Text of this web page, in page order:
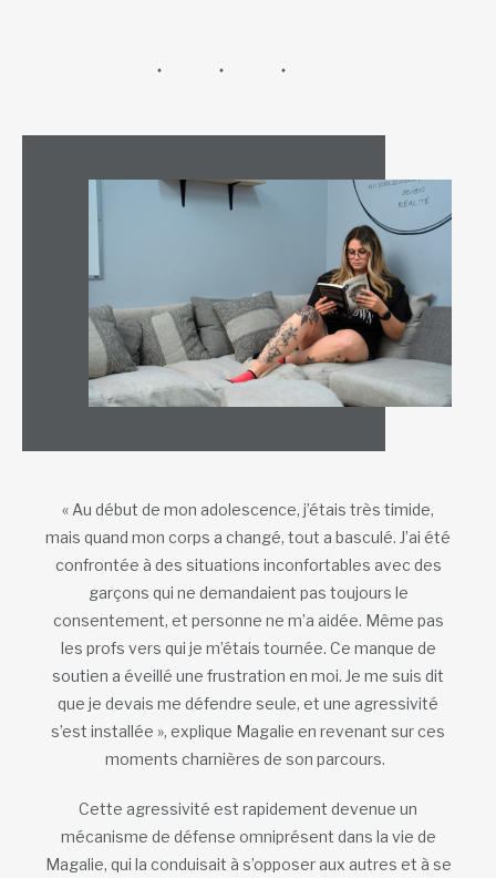
« Au début de mon adolescence, j’étais très timide,
mais quand mon corps a changé, tout a basculé. J’ai été
confrontée à des situations inconfortables avec des
garçons qui ne demandaient pas toujours le
consentement, et personne ne m’a aidée. Même pas
les profs vers qui je m’étais tournée. Ce manque de
soutien a éveillé une frustration en moi. Je me suis dit
que je devais me défendre seule, et une agressivité
s’est installée », explique Magalie en revenant sur ces
moments charnières de son parcours.
Cette agressivité est rapidement devenue un
mécanisme de défense omniprésent dans la vie de
Magalie, qui la conduisait à s’opposer aux autres et à se